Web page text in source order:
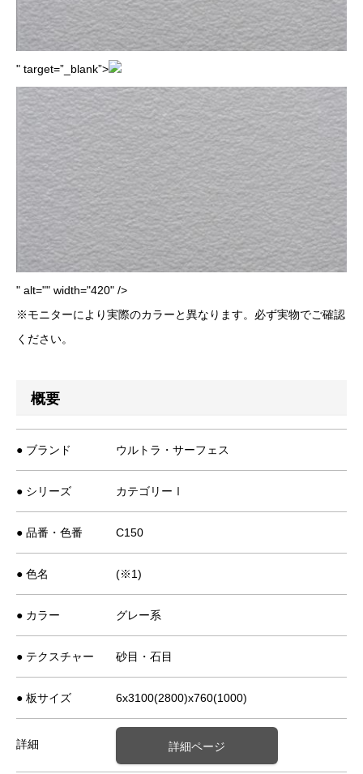
" target=”_blank”>
" alt="" width="420" />
※モニターにより実際のカラーと異なります。必ず実物でご確認
ください。
概要
● ブランド ウルトラ・サーフェス
● シリーズ カテゴリーⅠ
● 品番・色番 C150
● 色名 (※1)
● カラー グレー系
● テクスチャー 砂目・石目
● 板サイズ 6x3100(2800)x760(1000)
詳細 詳細ページ